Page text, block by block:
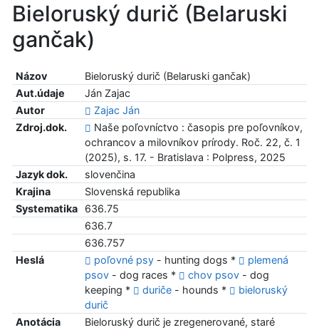
Bieloruský durič (Belaruski
gančak)
Názov
Bieloruský durič (Belaruski gančak)
Aut.údaje
Ján Zajac
Autor
Zajac Ján
Zdroj.dok.
Naše poľovníctvo : časopis pre poľovníkov,
ochrancov a milovníkov prírody. Roč. 22, č. 1
(2025), s. 17. - Bratislava : Polpress, 2025
Jazyk dok.
slovenčina
Krajina
Slovenská republika
Systematika
636.75
636.7
636.757
Heslá
poľovné psy- hunting dogs *
plemená
psov- dog races * chov psov- dog
keeping *
duriče- hounds *
bieloruský
durič
Anotácia
Bieloruský durič je zregenerované, staré